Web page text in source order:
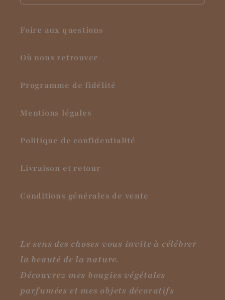
Foire aux questions
Où nous retrouver
Programme de fidélité
Mentions légales
Politique de confidentialité
Livraison et retour
Conditions générales de vente
Le sens des choses vous invite à célébrer
la beauté de la nature.
Découvrez mes bougies végétales
parfumées et mes objets décoratifs